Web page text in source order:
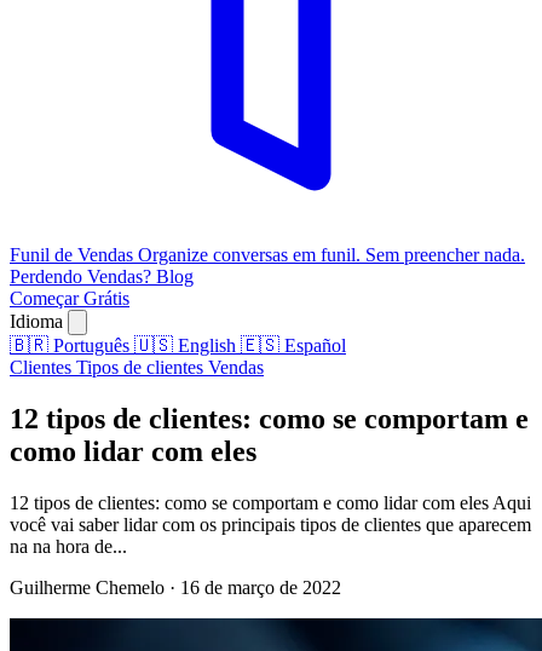
Funil de Vendas Organize conversas em funil. Sem preencher nada.
Perdendo Vendas? Blog
Começar Grátis
Idioma
🇧🇷 Português 🇺🇸 English 🇪🇸 Español
Clientes Tipos de clientes Vendas
12 tipos de clientes: como se comportam e
como lidar com eles
12 tipos de clientes: como se comportam e como lidar com eles Aqui
você vai saber lidar com os principais tipos de clientes que aparecem
na na hora de...
Guilherme Chemelo · 16 de março de 2022